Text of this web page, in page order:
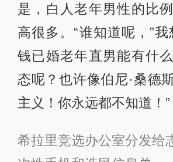
是，白人老年男性的比
高很多。“谁知道呢，”我
钱已婚老年直男能有什
态呢？也许像伯尼·桑德
主义！你永远都不知道！”
希拉里竞选办公室分发给